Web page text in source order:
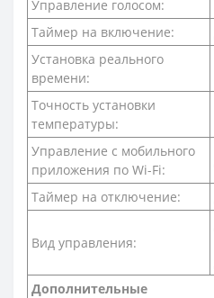
Управление голосом:
Таймер на включение:
Установка реального
времени:
Точность установки
температуры:
Управление c мобильного
приложения по Wi-Fi:
Таймер на отключение:
Вид управления:
Дополнительные